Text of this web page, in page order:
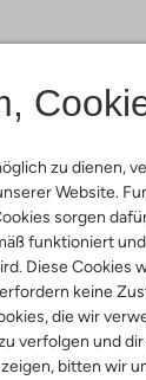
zu dienen,
Website.
sorgen
funktioniert
Diese Cookies
keine
die wir
verfolgen und
bitten wir
Jeans Damen
- 17:00 uur